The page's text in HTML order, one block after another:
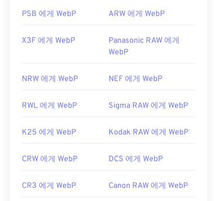
PSB 에게 WebP ARW 에게 WebP
X3F 에게 WebP
Panasonic RAW 에게
WebP
NRW 에게 WebP NEF 에게 WebP
RWL 에게 WebP Sigma RAW 에게 WebP
K25 에게 WebP Kodak RAW 에게 WebP
CRW 에게 WebP DCS 에게 WebP
CR3 에게 WebP Canon RAW 에게 WebP